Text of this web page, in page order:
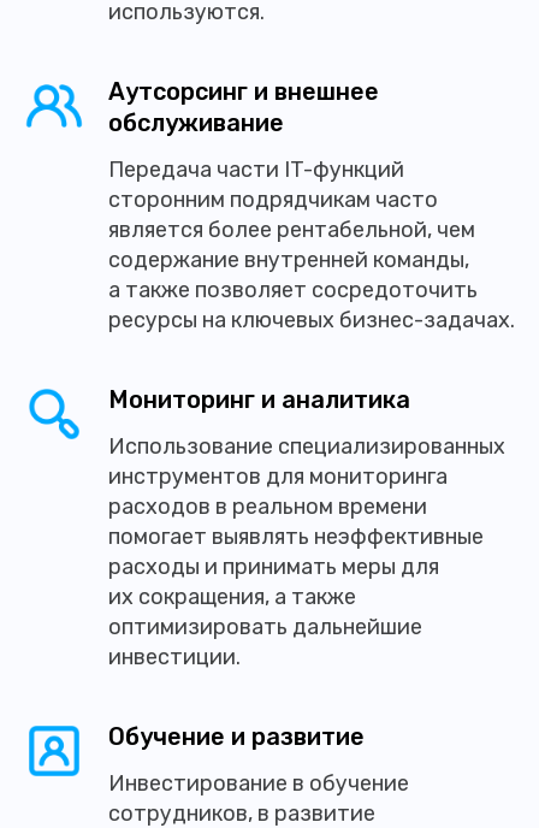
используются.
Аутсорсинг и внешнее
обслуживание
Передача части IT-функций
сторонним подрядчикам часто
является более рентабельной, чем
содержание внутренней команды,
а также позволяет сосредоточить
ресурсы на ключевых бизнес-задачах.
Мониторинг и аналитика
Использование специализированных
инструментов для мониторинга
расходов в реальном времени
помогает выявлять неэффективные
расходы и принимать меры для
их сокращения, а также
оптимизировать дальнейшие
инвестиции.
Обучение и развитие
Инвестирование в обучение
сотрудников, в развитие